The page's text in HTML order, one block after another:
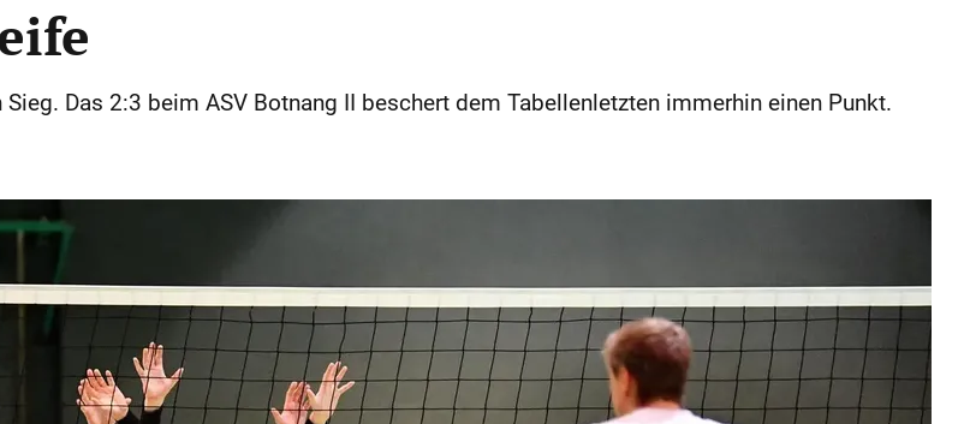
Das 2:3 beim ASV Botnang II beschert dem Tabellenletzten immerhin einen Punkt.